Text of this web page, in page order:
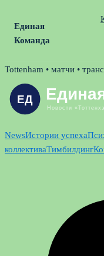
Единая
Команда
Skip
content
Tottenham • матчи •
NewsИстории успеха
коллективаТимбилдинг